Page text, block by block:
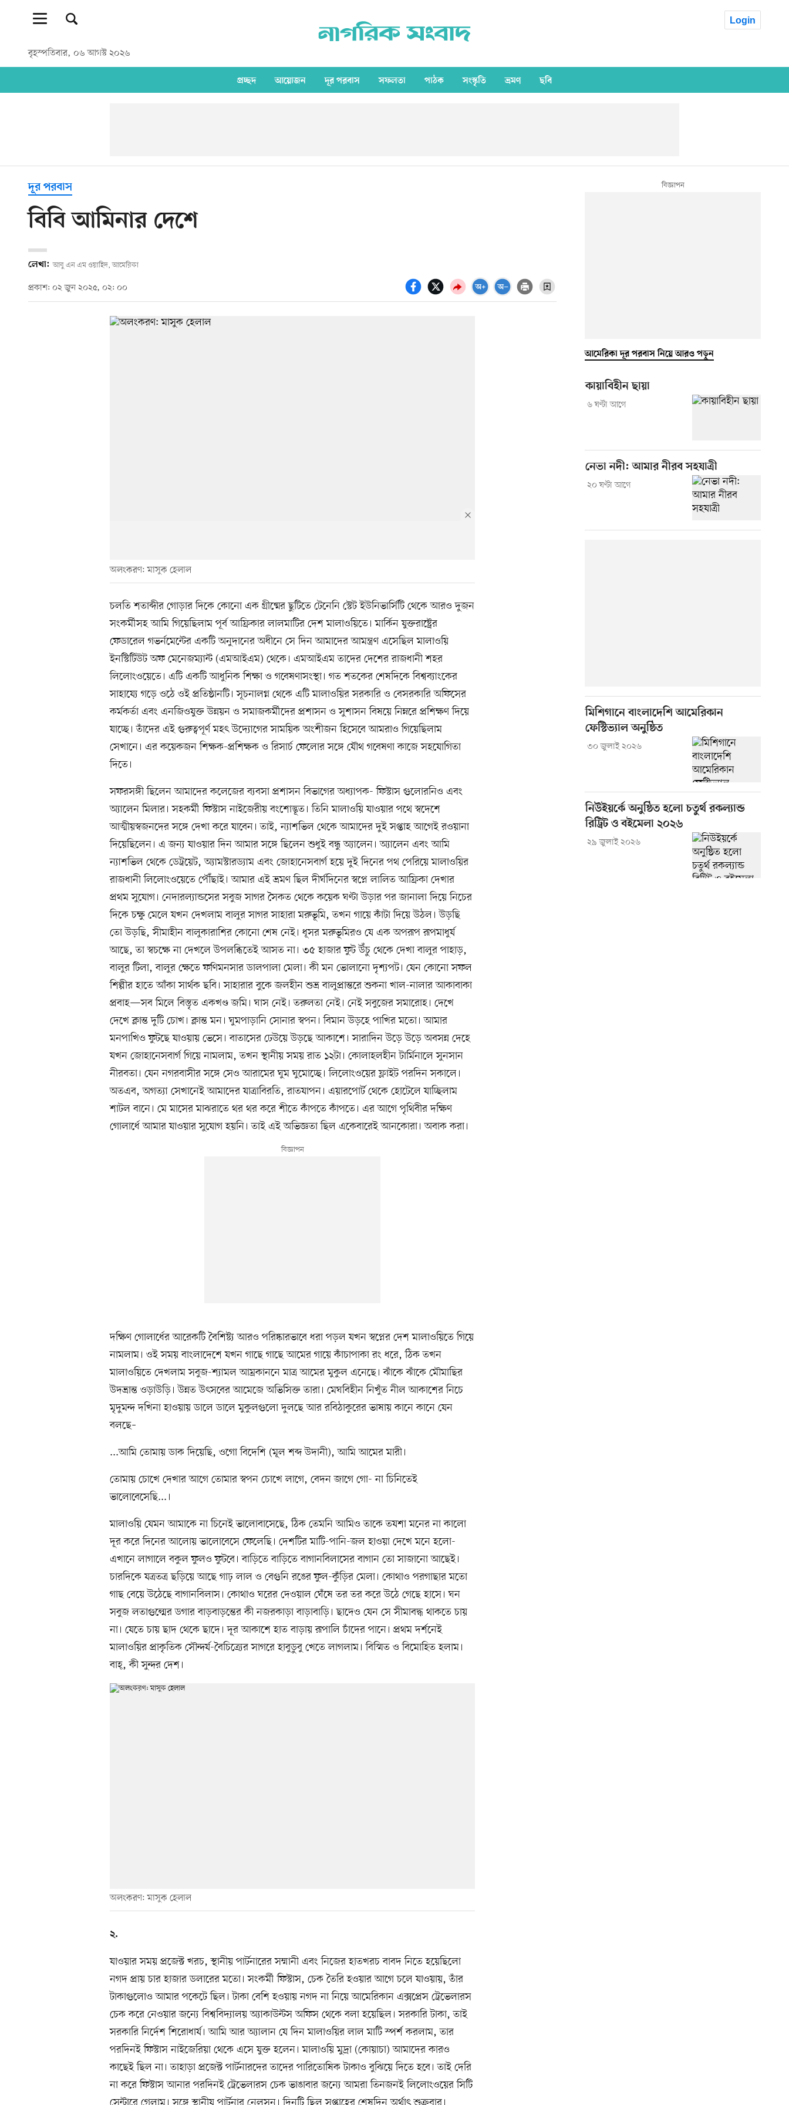
বৃহস্পতিবার, ০৬ আগস্ট ২০২৬
Login
প্রচ্ছদ আয়োজন দূর পরবাস সফলতা পাঠক সংস্কৃতি ভ্রমণ ছবি
দূর পরবাস
বিবি আমিনার দেশে
লেখা: আবু এন এম ওয়াহিদ, আমেরিকা
প্রকাশ: ০২ জুন ২০২৫, ০২: ০০
অলংকরণ: মাসুক হেলাল
চলতি শতাব্দীর গোড়ার দিকে কোনো এক গ্রীষ্মের ছুটিতে টেনেনি স্টেট ইউনিভার্সিটি থেকে আরও দুজন
সংকর্মীসহ আমি গিয়েছিলাম পূর্ব আফ্রিকার লালমাটির দেশ মালাওয়িতে। মার্কিন যুক্তরাষ্ট্রের
ফেডারেল গভর্নমেন্টের একটি অনুদানের অধীনে সে দিন আমাদের আমন্ত্রণ এসেছিল মালাওয়ি
ইনস্টিটিউট অফ মেনেজম্যান্ট (এমআইএম) থেকে। এমআইএম তাদের দেশের রাজধানী শহর
লিলোংওয়েতে। এটি একটি আধুনিক শিক্ষা ও গবেষণাসংস্থা। গত শতকের শেষদিকে বিশ্বব্যাংকের
সাহায্যে গড়ে ওঠে ওই প্রতিষ্ঠানটি। সূচনালগ্ন থেকে এটি মালাওয়ির সরকারি ও বেসরকারি অফিসের
কর্মকর্তা এবং এনজিওযুক্ত উন্নয়ন ও সমাজকর্মীদের প্রশাসন ও সুশাসন বিষয়ে নিম্নরে প্রশিক্ষণ দিয়ে
যাচ্ছে। তাঁদের এই গুরুত্বপূর্ণ মহৎ উদ্যোগের সাময়িক অংশীজন হিসেবে আমরাও গিয়েছিলাম
সেখানে। এর কয়েকজন শিক্ষক-প্রশিক্ষক ও রিসার্চ ফেলোর সঙ্গে যৌথ গবেষণা কাজে সহযোগিতা
দিতে।
সফরসঙ্গী ছিলেন আমাদের কলেজের ব্যবসা প্রশাসন বিভাগের অধ্যাপক- ফিস্টাস গুলোরনিও এবং
অ্যালেন মিলার। সহকর্মী ফিস্টাস নাইজেরীয় বংশোদ্ভূত। তিনি মালাওয়ি যাওয়ার পথে স্বদেশে
আত্মীয়স্বজনদের সঙ্গে দেখা করে যাবেন। তাই, ন্যাশভিল থেকে আমাদের দুই সপ্তাহ আগেই রওয়ানা
দিয়েছিলেন। এ জন্য যাওয়ার দিন আমার সঙ্গে ছিলেন শুধুই বন্ধু অ্যালেন। অ্যালেন এবং আমি
ন্যাশভিল থেকে ডেট্রয়েট, অ্যামস্টারড্যাম এবং জোহানেসবার্গ হয়ে দুই দিনের পথ পেরিয়ে মালাওয়ির
রাজধানী লিলোংওয়েতে পৌঁছাই। আমার এই ভ্রমণ ছিল দীর্ঘদিনের স্বপ্নে লালিত আফ্রিকা দেখার
প্রথম সুযোগ। নেদারল্যান্ডসের সবুজ সাগর সৈকত থেকে কয়েক ঘণ্টা উড়ার পর জানালা দিয়ে নিচের
দিকে চক্ষু মেলে যখন দেখলাম বালুর সাগর সাহারা মরুভূমি, তখন গায়ে কাঁটা দিয়ে উঠল। উড়ছি
তো উড়ছি, সীমাহীন বালুকারাশির কোনো শেষ নেই। ধূসর মরুভূমিরও যে এক অপরূপ রূপমাধুর্য
আছে, তা স্বচক্ষে না দেখলে উপলব্ধিতেই আসত না। ৩৫ হাজার ফুট উঁচু থেকে দেখা বালুর পাহাড়,
বালুর টিলা, বালুর ক্ষেতে ফণিমনসার ডালপালা মেলা। কী মন ভোলানো দৃশ্যপট। যেন কোনো সফল
শিল্পীর হাতে আঁকা সার্থক ছবি। সাহারার বুকে জলহীন শুভ্র বালুপ্রান্তরে শুকনা খাল-নালার আকাবাকা
প্রবাহ—সব মিলে বিস্তৃত একখণ্ড জমি। ঘাস নেই। তরুলতা নেই। নেই সবুজের সমারোহ। দেখে
দেখে ক্লান্ত দুটি চোখ। ক্লান্ত মন। ঘুমপাড়ানি সোনার স্বপন। বিমান উড়হে পাখির মতো। আমার
মনপাখিও ফুটছে যাওয়ায় ভেসে। বাতাসের ঢেউয়ে উড়ছে আকাশে। সারাদিন উড়ে উড়ে অবসন্ন দেহে
যখন জোহানেসবার্গ গিয়ে নামলাম, তখন স্থানীয় সময় রাত ১২টা। কোলাহলহীন টার্মিনালে সুনসান
নীরবতা। যেন নগরবাসীর সঙ্গে সেও আরামের ঘুম ঘুমোচ্ছে। লিলোংওয়ের ফ্লাইট পরদিন সকালে।
অতএব, অগত্যা সেখানেই আমাদের যাত্রাবিরতি, রাতযাপন। এয়ারপোর্ট থেকে হোটেলে যাচ্ছিলাম
শাটল বানে। মে মাসের মাঝরাতে থর থর করে শীতে কাঁপতে কাঁপতে। এর আগে পৃথিবীর দক্ষিণ
গোলার্ধে আমার যাওয়ার সুযোগ হয়নি। তাই এই অভিজ্ঞতা ছিল একেবারেই আনকোরা। অবাক করা।
দক্ষিণ গোলার্ধের আরেকটি বৈশিষ্ট্য আরও পরিষ্কারভাবে ধরা পড়ল যখন স্বপ্নের দেশ মালাওয়িতে গিয়ে
নামলাম। ওই সময় বাংলাদেশে যখন গাছে গাছে আমের গায়ে কাঁচাপাকা রং ধরে, ঠিক তখন
মালাওয়িতে দেখলাম সবুজ-শ্যামল আম্রকাননে মাত্র আমের মুকুল এনেছে। ঝাঁকে ঝাঁকে মৌমাছির
উদভ্রান্ত ওড়াউড়ি। উন্নত উৎসবের আমেজে অভিসিক্ত তারা। মেঘবিহীন নিখুঁত নীল আকাশের নিচে
মৃদুমন্দ দখিনা হাওয়ায় ডালে ডালে মুকুলগুলো দুলছে আর রবিঠাকুরের ভাষায় কানে কানে যেন
বলছে–
...আমি তোমায় ডাক দিয়েছি, ওগো বিদেশি (মূল শব্দ উদানী), আমি আমের মারী।
তোমায় চোখে দেখার আগে তোমার স্বপন চোখে লাগে, বেদন জাগে গো- না চিনিতেই
ভালোবেসেছি...।
মালাওয়ি যেমন আমাকে না চিনেই ভালোবাসেছে, ঠিক তেমনি আমিও তাকে তযশা মনের না কালো
দূর করে দিনের আলোয় ভালোবেসে ফেলেছি। দেশটির মাটি-পানি-জল হাওয়া দেখে মনে হলো-
এখানে লাগালে বকুল ফুলও ফুটবে। বাড়িতে বাড়িতে বাগানবিলাসের বাগান তো সাজানো আছেই।
চারদিকে যত্রতত্র ছড়িয়ে আছে গাঢ় লাল ও বেগুনি রঙের ফুল-কুঁড়ির মেলা। কোথাও পরগাছার মতো
গাছ বেয়ে উঠেছে বাগানবিলাস। কোথাও ঘরের দেওয়াল ঘেঁষে তর তর করে উঠে গেছে হাসে। ঘন
সবুজ লতাগুল্মের ডগার বাড়বাড়ন্তের কী নজরকাড়া বাড়াবাড়ি। ছাদেও যেন সে সীমাবদ্ধ থাকতে চায়
না। যেতে চায় ছাদ থেকে ছাদে। দূর আকাশে হাত বাড়ায় রূপালি চাঁদের পানে। প্রথম দর্শনেই
মালাওয়ির প্রাকৃতিক সৌন্দর্য-বৈচিত্র্যের সাগরে হাবুডুবু খেতে লাগলাম। বিস্মিত ও বিমোহিত হলাম।
বাহ্, কী সুন্দর দেশ।
অলংকরণ: মাসুক হেলাল
২.
যাওয়ার সময় প্রজেক্ট খরচ, স্থানীয় পার্টনারের সম্মানী এবং নিজের হাতখরচ বাবদ নিতে হয়েছিলো
নগদ প্রায় চার হাজার ডলারের মতো। সংকর্মী ফিস্টাস, চেক তৈরি হওয়ার আগে চলে যাওয়ায়, তাঁর
টাকাগুলোও আমার পকেটে ছিল। টাকা বেশি হওয়ায় নগদ না নিয়ে আমেরিকান এক্সপ্রেস ট্রেভেলারস
চেক করে নেওয়ার জন্যে বিশ্ববিদ্যালয় অ্যাকাউন্টস অফিস থেকে বলা হয়েছিল। সরকারি টাকা, তাই
সরকারি নির্দেশ শিরোধার্য। আমি আর অ্যালান যে দিন মালাওয়ির লাল মাটি স্পর্শ করলাম, তার
পরদিনই ফিস্টাস নাইজেরিয়া থেকে এসে যুক্ত হলেন। মালাওয়ি মুদ্রা (কোয়াচা) আমাদের কারও
কাছেই ছিল না। তাহাড়া প্রজেক্ট পার্টনারদের তাদের পারিতোষিক টাকাও বুঝিয়ে দিতে হবে। তাই দেরি
না করে ফিস্টাস আনার পরদিনই ট্রেভেলারস চেক ভাঙাবার জন্যে আমরা তিনজনই লিলোংওয়ের সিটি
আমেরিকা দূর পরবাস নিয়ে আরও পড়ুন
কায়াবিহীন ছায়া
৬ ঘণ্টা আগে
নেভা নদী: আমার নীরব সহযাত্রী
২০ ঘণ্টা আগে
মিশিগানে বাংলাদেশি আমেরিকান
ফেস্টিভ্যাল অনুষ্ঠিত
৩০ জুলাই ২০২৬
নিউইয়র্কে অনুষ্ঠিত হলো চতুর্থ রকল্যান্ড
রিট্রিট ও বইমেলা ২০২৬
২৯ জুলাই ২০২৬